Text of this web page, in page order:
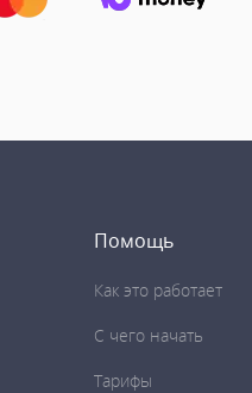
Помощь
Как это работает
C чего начать
Тарифы